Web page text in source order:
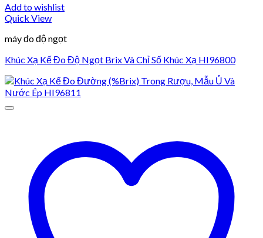
Add to wishlist
Quick View
máy đo độ ngọt
Khúc Xạ Kế Đo Độ Ngọt Brix Và Chỉ Số Khúc Xạ HI96800